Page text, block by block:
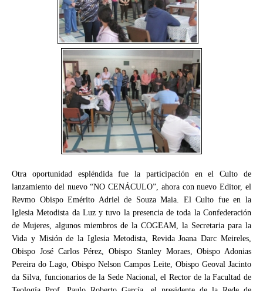
Otra oportunidad espléndida fue la participación en el Culto de
lanzamiento del nuevo “NO CENÁCULO”, ahora con nuevo Editor, el
Revmo Obispo Emérito Adriel de Souza Maia. El Culto fue en la
Iglesia Metodista da Luz y tuvo la presencia de toda la Confederación
de Mujeres, algunos miembros de la COGEAM, la Secretaria para la
Vida y Misión de la Iglesia Metodista, Revida Joana Darc Meireles,
Obispo José Carlos Pérez, Obispo Stanley Moraes, Obispo Adonias
Pereira do Lago, Obispo Nelson Campos Leite, Obispo Geoval Jacinto
da Silva, funcionarios de la Sede Nacional, el Rector de la Facultad de